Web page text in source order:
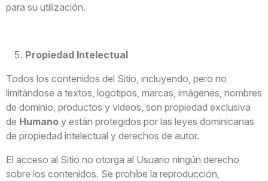
para su utilización.
Propiedad Intelectual
Todos los contenidos del Sitio, incluyendo, pero no
limitándose a textos, logotipos, marcas, imágenes, nombres
de dominio, productos y videos, son propiedad exclusiva
de Humano y están protegidos por las leyes dominicanas
de propiedad intelectual y derechos de autor.
El acceso al Sitio no otorga al Usuario ningún derecho
sobre los contenidos. Se prohíbe la reproducción,